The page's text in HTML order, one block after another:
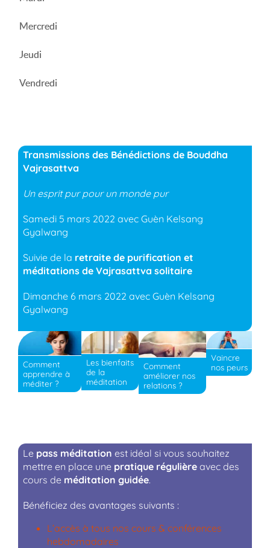
Mercredi
Jeudi
Vendredi
Transmissions des Bénédictions de Bouddha
Vajrasattva
Un esprit pur pour un monde pur
Samedi 5 mars 2022 avec Guèn Kelsang
Gyalwang
Suivie de la retraite de purification et
méditations de Vajrasattva solitaire
Dimanche 6 mars 2022 avec Guèn Kelsang
Gyalwang
Comment
apprendre à
méditer ?
Les bienfaits
de la
méditation
Comment
améliorer nos
relations ?
Vaincre
nos peurs
Le pass méditation est idéal si vous souhaitez
mettre en place une pratique régulière avec des
cours de méditation guidée.
Bénéficiez des avantages suivants :
L’accès à tous nos cours & conférences
hebdomadaires